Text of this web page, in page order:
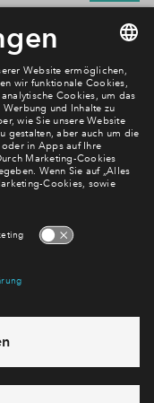
keine Neuigkeiten
– mit unserem
informieren wir Sie
Neubauprojekte.
Klicken Sie hier
gerne an (+49 69
Nachricht über das